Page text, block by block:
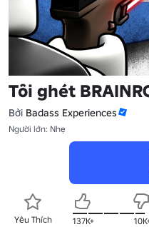
Tôi ghét
Bởi Badass Experiences
Người lớn: Nhẹ
Yêu Thích 137K+